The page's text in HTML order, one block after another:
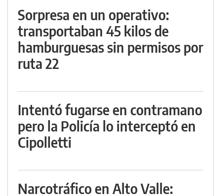
Sorpresa en un operativo:
transportaban 45 kilos de
hamburguesas sin permisos por
ruta 22
Intentó fugarse en contramano
pero la Policía lo interceptó en
Cipolletti
Narcotráfico en Alto Valle: